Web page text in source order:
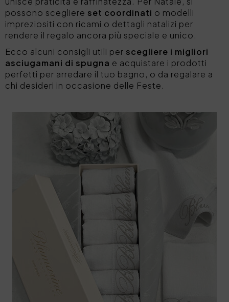
possono scegliere set coordinati o modelli
impreziositi con ricami o dettagli natalizi per
rendere il regalo ancora più speciale e unico.
Ecco alcuni consigli utili per scegliere i migliori
asciugamani di spugna e acquistare i prodotti
perfetti per arredare il tuo bagno, o da regalare a
chi desideri in occasione delle Feste.